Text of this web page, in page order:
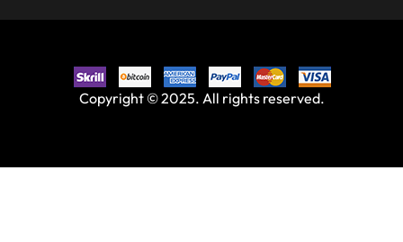
Copyright © 2025. All rights reserved.